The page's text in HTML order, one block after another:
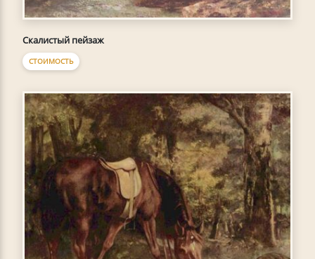
Скалистый пейзаж
СТОИМОСТЬ